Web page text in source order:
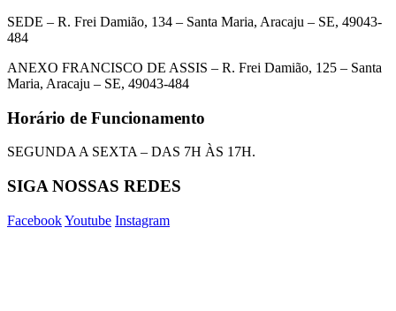
SEDE – R. Frei Damião, 134 – Santa Maria, Aracaju – SE, 49043-
484
ANEXO FRANCISCO DE ASSIS – R. Frei Damião, 125 – Santa
Maria, Aracaju – SE, 49043-484
Horário de Funcionamento
SEGUNDA A SEXTA – DAS 7H ÀS 17H.
SIGA NOSSAS REDES
FacebookYoutube Instagram